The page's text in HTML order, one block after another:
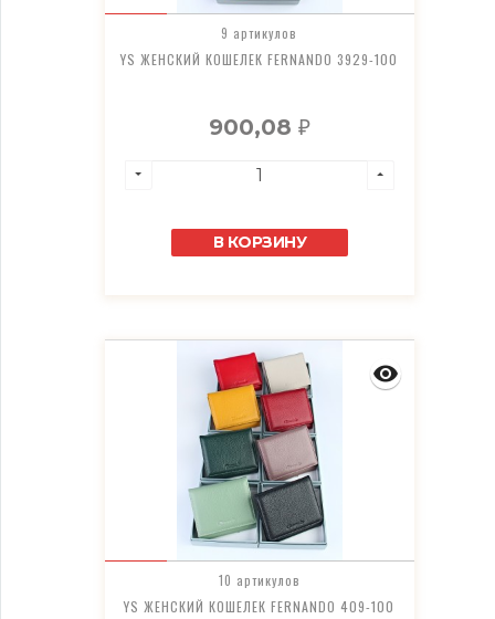
9 артикулов
YS ЖЕНСКИЙ КОШЕЛЕК FERNANDO 3929-100
900,08 ₽
В КОРЗИНУ
10 артикулов
YS ЖЕНСКИЙ КОШЕЛЕК FERNANDO 409-100